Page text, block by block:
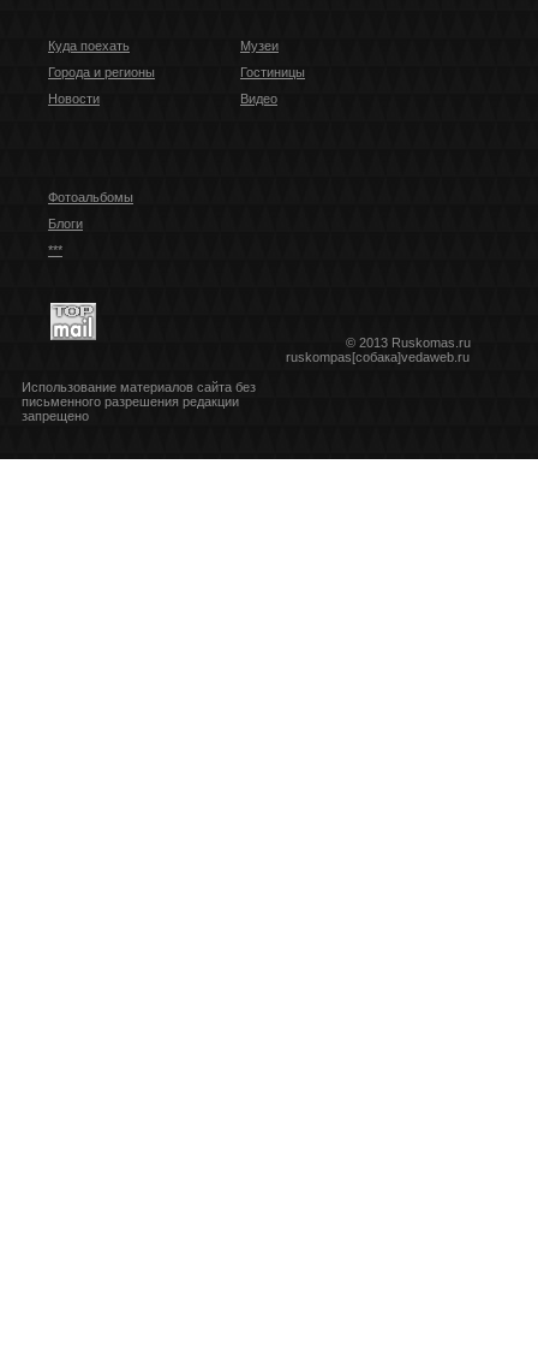
Куда поехать
Города и регионы
Новости
Музеи
Гостиницы
Видео
Фотоальбомы
Блоги
***
© 2013 Ruskomas.ru
ruskompas[собака]vedaweb.ru
Использование материалов сайта без
письменного разрешения редакции
запрещено